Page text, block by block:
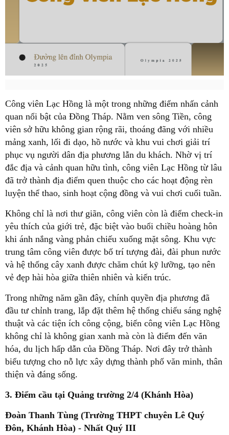
Công viên Lạc Hồng là một trong những điểm nhấn cảnh
quan nổi bật của Đồng Tháp. Nằm ven sông Tiền, công
viên sở hữu không gian rộng rãi, thoáng đãng với nhiều
mảng xanh, lối đi dạo, hồ nước và khu vui chơi giải trí
phục vụ người dân địa phương lẫn du khách. Nhờ vị trí
đắc địa và cảnh quan hữu tình, công viên Lạc Hồng từ lâu
đã trở thành địa điểm quen thuộc cho các hoạt động rèn
luyện thể thao, sinh hoạt cộng đồng và vui chơi cuối tuần.
Không chỉ là nơi thư giãn, công viên còn là điểm check-in
yêu thích của giới trẻ, đặc biệt vào buổi chiều hoàng hôn
khi ánh nắng vàng phản chiếu xuống mặt sông. Khu vực
trung tâm công viên được bố trí tượng đài, đài phun nước
và hệ thống cây xanh được chăm chút kỹ lưỡng, tạo nên
vẻ đẹp hài hòa giữa thiên nhiên và kiến trúc.
Trong những năm gần đây, chính quyền địa phương đã
đầu tư chỉnh trang, lắp đặt thêm hệ thống chiếu sáng nghệ
thuật và các tiện ích công cộng, biến công viên Lạc Hồng
không chỉ là không gian xanh mà còn là điểm đến văn
hóa, du lịch hấp dẫn của Đồng Tháp. Nơi đây trở thành
biểu tượng cho nỗ lực xây dựng thành phố văn minh, thân
thiện và đáng sống.
3. Điểm cầu tại Quảng trường 2/4 (Khánh Hòa)
Đoàn Thanh Tùng (Trường THPT chuyên Lê Quý
Đôn, Khánh Hòa) - Nhất Quý III